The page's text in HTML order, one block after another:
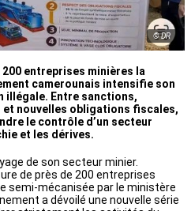
© DR
entreprises minières la
camerounais intensifie son
illégale. Entre sanctions,
et nouvelles obligations fiscales,
le contrôle d’un secteur
et les dérives.
de son secteur minier.
de près de 200 entreprises
semi-mécanisée par le ministère
a dévoilé une nouvelle série